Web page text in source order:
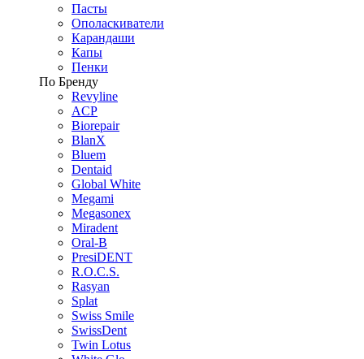
Пасты
Ополаскиватели
Карандаши
Капы
Пенки
По Бренду
Revyline
ACP
Biorepair
BlanX
Bluem
Dentaid
Global White
Megami
Megasonex
Miradent
Oral-B
PresiDENT
R.O.C.S.
Rasyan
Splat
Swiss Smile
SwissDent
Twin Lotus